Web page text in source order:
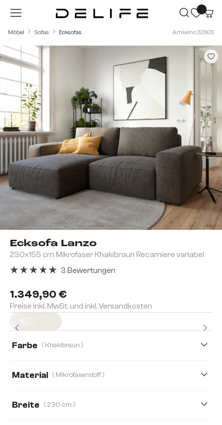
Zum Hauptinhalt springen
Möbel Sofas Ecksofas Artikelnr.: 32805
Ecksofa Lanzo
230x155 cm Mikrofaser Khakibraun Recamiere variabel
1.349,90 €
Preise inkl. MwSt. und inkl. Versandkosten
3 Bewertungen
Farbe ( Khakibraun )
Material ( Mikrofaserstoff )
Breite ( 230 cm )
Bildergalerie überspringen